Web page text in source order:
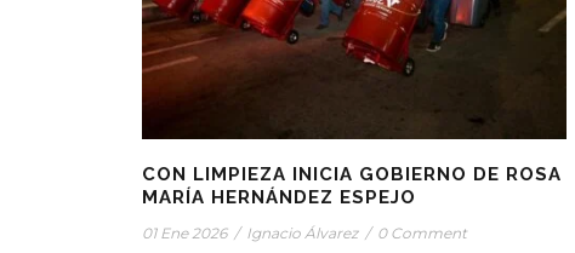
CON LIMPIEZA INICIA GOBIERNO DE ROSA
MARÍA HERNÁNDEZ ESPEJO
01 Ene 2026 / Ignacio Álvarez / 0 Comment